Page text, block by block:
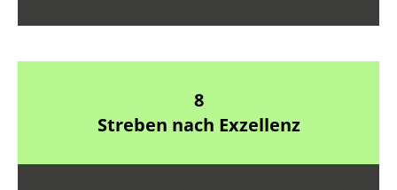
8
Streben nach Exzellenz